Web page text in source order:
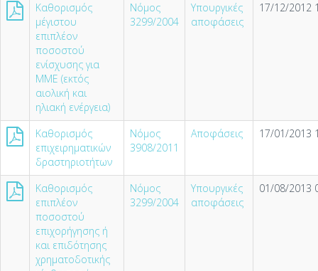
Καθορισμός
μέγιστου
επιπλέον
ποσοστού
ενίσχυσης για
ΜΜΕ (εκτός
αιολική και
ηλιακή ενέργεια)
Νόμος
3299/2004
Υπουργικές
αποφάσεις
17/12/2012
Καθορισμός
επιχειρηματικών
δραστηριοτήτων
Νόμος
3908/2011
Αποφάσεις 17/01/2013
Καθορισμός
επιπλέον
ποσοστού
επιχορήγησης ή
και επιδότησης
χρηματοδοτικής
Νόμος
3299/2004
Υπουργικές
αποφάσεις
01/08/2013